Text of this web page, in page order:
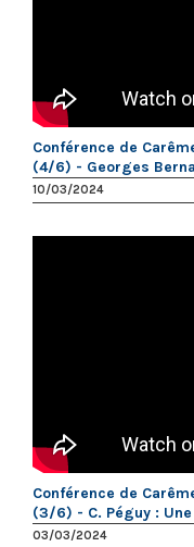
Conférence de
(4/6) - Georges
10/03/2024
Conférence de
(3/6) - C. Péguy :
03/03/2024